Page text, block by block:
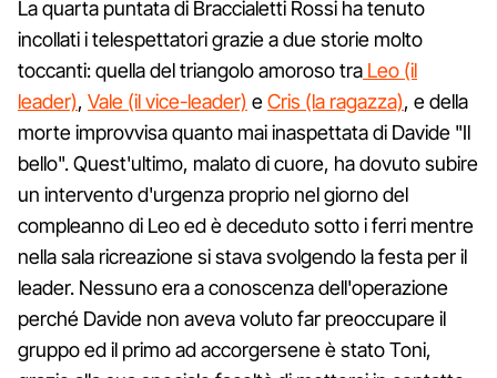
La quarta puntata di Braccialetti Rossi ha tenuto
incollati i telespettatori grazie a due storie molto
toccanti: quella del triangolo amoroso tra Leo (il
leader), Vale (il vice-leader) eCris (la ragazza), e della
morte improvvisa quanto mai inaspettata di Davide "Il
bello". Quest'ultimo, malato di cuore, ha dovuto subire
un intervento d'urgenza proprio nel giorno del
compleanno di Leo ed è deceduto sotto i ferri mentre
nella sala ricreazione si stava svolgendo la festa per il
leader. Nessuno era a conoscenza dell'operazione
perché Davide non aveva voluto far preoccupare il
gruppo ed il primo ad accorgersene è stato Toni,